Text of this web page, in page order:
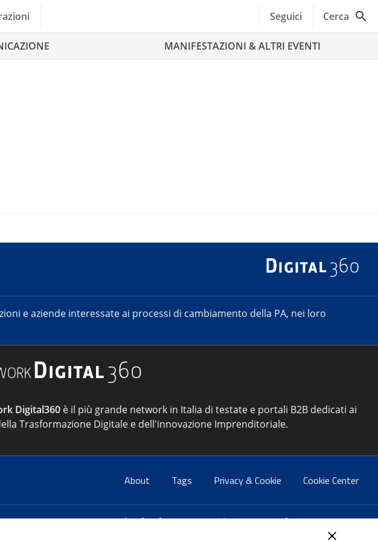
Seguici Cerca
MANIFESTAZIONI & ALTRI EVENTI
e aziende interessate ai processi di cambiamento della PA, nei loro
Digital360 è il più grande network in Italia di testate e portali B2B dedicati ai
Trasformazione Digitale e dell'innovazione Imprenditoriale.
About Tags Privacy & Cookie Cookie Center
Contatti:info@forumpa.it- tel. 06 684251 - fax. 06 68425433